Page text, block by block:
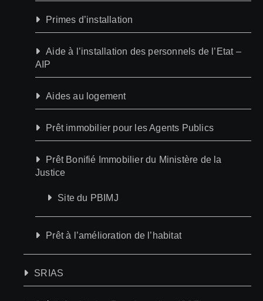
Primes d’installation
Aide à l’installation des personnels de l’Etat –
AIP
Aides au logement
Prêt immobilier pour les Agents Publics
Prêt Bonifié Immobilier du Ministère de la
Justice
Site du PBIMJ
Prêt à l’amélioration de l’habitat
SRIAS